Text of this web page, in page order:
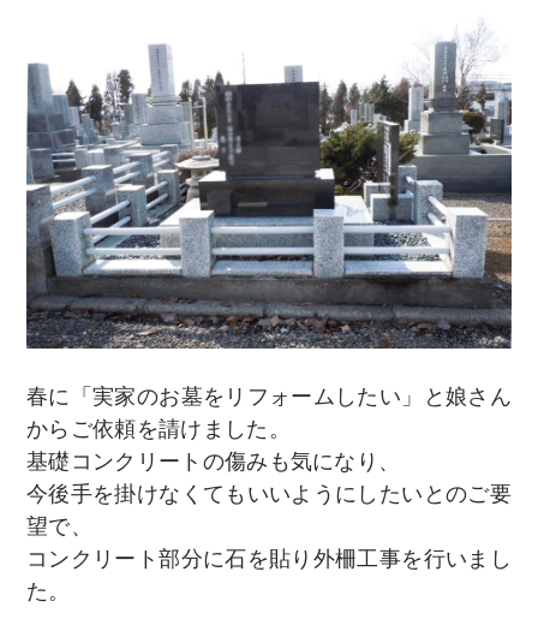
春に「実家のお墓をリフォームしたい」と娘さん
からご依頼を請けました。
基礎コンクリートの傷みも気になり、
今後手を掛けなくてもいいようにしたいとのご要
望で、
​コンクリート部分に石を貼り外柵工事を行いまし
た。